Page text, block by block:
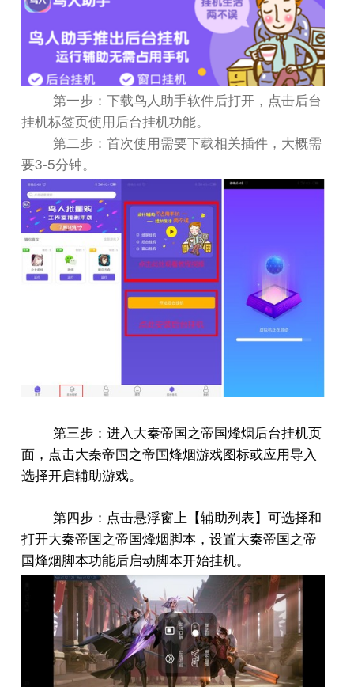
第一步：下载鸟人助手软件后打开，点击后台
挂机标签页使用后台挂机功能。
第二步：首次使用需要下载相关插件，大概需
要3-5分钟。
第三步：进入大秦帝国之帝国烽烟后台挂机页
面，点击大秦帝国之帝国烽烟游戏图标或应用导入
选择开启辅助游戏。
第四步：点击悬浮窗上【辅助列表】可选择和
打开大秦帝国之帝国烽烟脚本，设置大秦帝国之帝
国烽烟脚本功能后启动脚本开始挂机。